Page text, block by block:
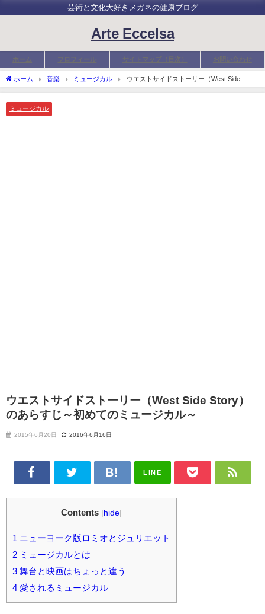
芸術と文化大好きメガネの健康ブログ
Arte Eccelsa
ホーム プロフィール サイトマップ（目次） お問い合わせ
ホーム 音楽 ミュージカル
ウエストサイドストーリー（West Side
Story）のあらすじ～初めてのミュージカル～
ミュージカル
ウエストサイドストーリー（West Side Story）
のあらすじ～初めてのミュージカル～
2015年6月20日 2016年6月16日
LINE
Contents [hide]
1 ニューヨーク版ロミオとジュリエット
2 ミュージカルとは
3 舞台と映画はちょっと違う
4 愛されるミュージカル